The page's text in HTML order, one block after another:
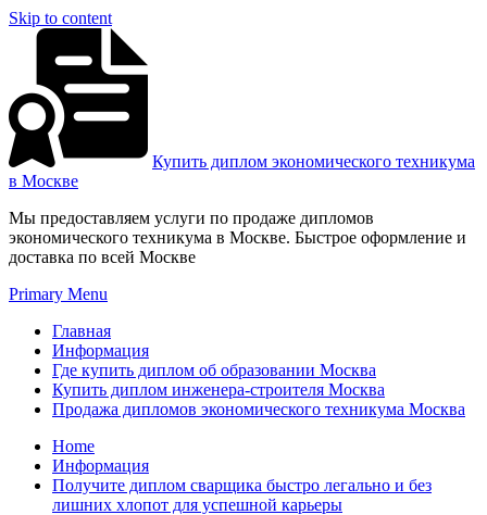
Skip to content
Купить диплом экономического техникума
в Москве
Мы предоставляем услуги по продаже дипломов
экономического техникума в Москве. Быстрое оформление и
доставка по всей Москве
Primary Menu
Главная
Информация
Где купить диплом об образовании Москва
Купить диплом инженера-строителя Москва
Продажа дипломов экономического техникума Москва
Home
Информация
Получите диплом сварщика быстро легально и без
лишних хлопот для успешной карьеры